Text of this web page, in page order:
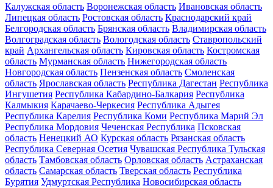
Калужская область Воронежская область Ивановская область
Липецкая область Ростовская область Краснодарский край
Белгородская область Брянская область Владимирская область
Волгоградская область Вологодская область Ставропольский
край Архангельская область Кировская область Костромская
область Мурманская область Нижегородская область
Новгородская область Пензенская область Смоленская
область Ярославская область Республика Дагестан Республика
Ингушетия Республика Кабардино-Балкария Республика
Калмыкия Карачаево-Черкесия Республика Адыгея
Республика Карелия Республика Коми Республика Марий Эл
Республика Мордовия Чеченская Республика Псковская
область Ненецкий АО Курская область Рязанская область
Республика Северная Осетия Чувашская Республика Тульская
область Тамбовская область Орловская область Астраханская
область Самарская область Тверская область Республика
Бурятия Удмуртская Республика Новосибирская область